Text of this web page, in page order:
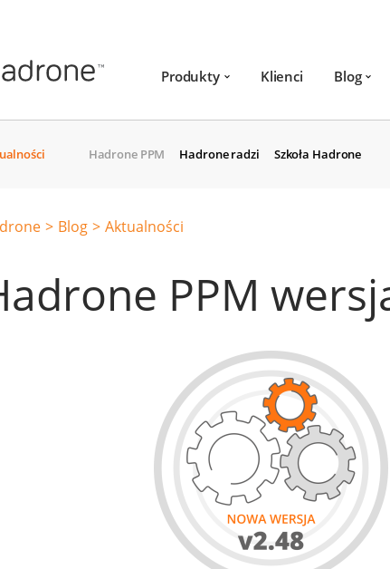
Produkty Klienci Blog
Hadrone PPM Hadrone radzi Szkoła Hadrone
Blog Aktualności
PPM